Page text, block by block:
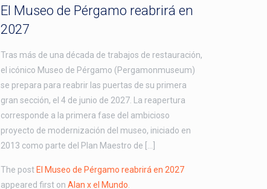
El Museo de Pérgamo reabrirá en
2027
Tras más de una década de trabajos de restauración,
el icónico Museo de Pérgamo (Pergamonmuseum)
se prepara para reabrir las puertas de su primera
gran sección, el 4 de junio de 2027. La reapertura
corresponde a la primera fase del ambicioso
proyecto de modernización del museo, iniciado en
2013 como parte del Plan Maestro de […]
The post El Museo de Pérgamo reabrirá en 2027
appeared first onAlan x el Mundo.